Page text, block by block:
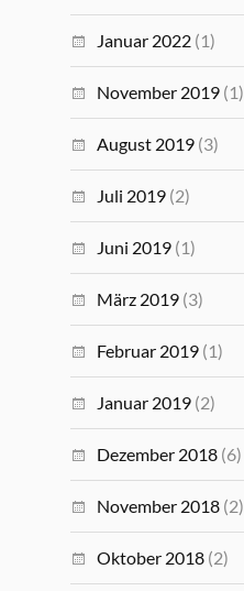
Januar 2022 (1)
November 2019 (1)
August 2019 (3)
Juli 2019 (2)
Juni 2019 (1)
März 2019 (3)
Februar 2019 (1)
Januar 2019 (2)
Dezember 2018 (6)
November 2018 (2)
Oktober 2018 (2)